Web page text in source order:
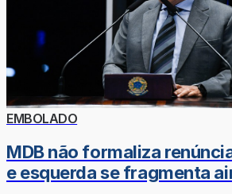
EMBOLADO
MDB não formaliza
e esquerda se fragmenta